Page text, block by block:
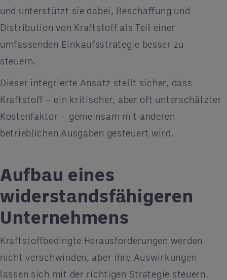
und unterstützt sie dabei, Beschaffung und
Distribution von Kraftstoff als Teil einer
umfassenden Einkaufsstrategie besser zu
steuern.
Dieser integrierte Ansatz stellt sicher, dass
Kraftstoff – ein kritischer, aber oft unterschätzter
Kostenfaktor – gemeinsam mit anderen
betrieblichen Ausgaben gesteuert wird.
Aufbau eines
widerstandsfähigeren
Unternehmens
Kraftstoffbedingte Herausforderungen werden
nicht verschwinden, aber ihre Auswirkungen
lassen sich mit der richtigen Strategie steuern.